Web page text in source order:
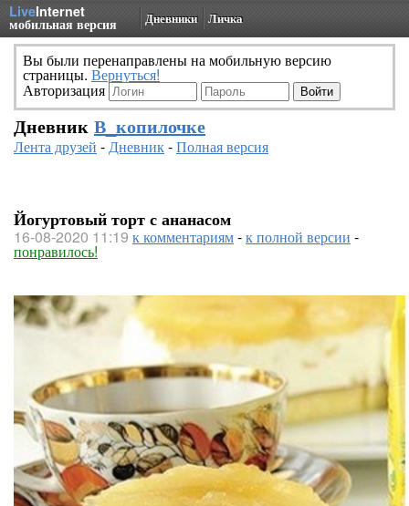
LiveInternet
мобильная версия Дневники Личка
Вы были перенаправлены на мобильную версию
страницы. Вернуться!
Авторизация
Дневник В_копилочке
Лента друзей -Дневник-Полная версия
Йогуртовый торт с ананасом
16-08-2020 11:19 к комментариям-к полной версии -
понравилось!